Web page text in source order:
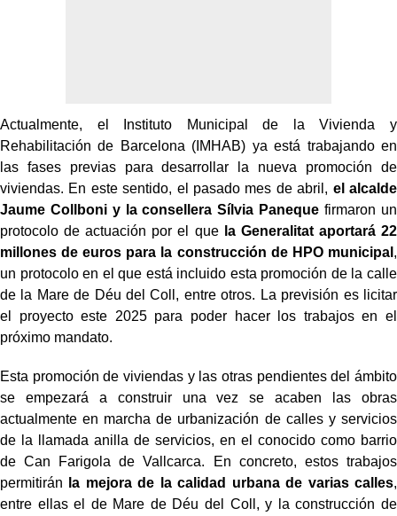
Actualmente, el Instituto Municipal de la Vivienda y
Rehabilitación de Barcelona (IMHAB) ya está trabajando en
las fases previas para desarrollar la nueva promoción de
viviendas. En este sentido, el pasado mes de abril, el alcalde
Jaume Collboni y la consellera Sílvia Paneque firmaron un
protocolo de actuación por el que la Generalitat aportará 22
millones de euros para la construcción de HPO municipal ,
un protocolo en el que está incluido esta promoción de la calle
de la Mare de Déu del Coll, entre otros. La previsión es licitar
el proyecto este 2025 para poder hacer los trabajos en el
próximo mandato.
Esta promoción de viviendas y las otras pendientes del ámbito
se empezará a construir una vez se acaben las obras
actualmente en marcha de urbanización de calles y servicios
de la llamada anilla de servicios, en el conocido como barrio
de Can Farigola de Vallcarca. En concreto, estos trabajos
permitirán
la mejora de la calidad urbana de varias calles,
entre ellas el de Mare de Déu del Coll, y la construcción de